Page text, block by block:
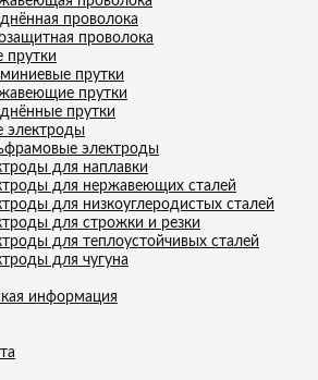
проволока
проволока
прутки
прутки
прутки
прутки
электроды
электроды
для наплавки
для нержавеющих сталей
для низкоуглеродистых сталей
для строжки и резки
для теплоустойчивых сталей
для чугуна
информация